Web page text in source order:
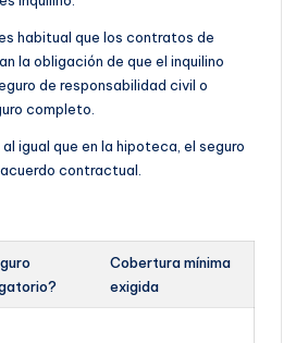
habitual que los contratos de
la obligación de que el inquilino
de responsabilidad civil o
completo.
igual que en la hipoteca, el seguro
contractual.
Cobertura mínima
exigida